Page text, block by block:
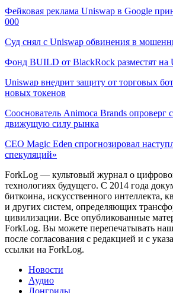
Фейковая реклама Uniswap в Google
000
Суд снял с Uniswap обвинения в
Фонд BUILD от BlackRock разместят на
Uniswap внедрит защиту от торговых
новых токенов
Сооснователь Animoca Brands опроверг
движущую силу рынка
CEO Magic Eden спрогнозировал
спекуляций»
ForkLog — культовый журнал о
технологиях будущего. С 2014 года
биткоина, искусственного интеллекта,
и других систем, определяющих
цивилизации. Все опубликованные
ForkLog. Вы можете перепечатывать
после согласования с редакцией и с
ссылки на ForkLog.
Новости
Аудио
Лонгриды